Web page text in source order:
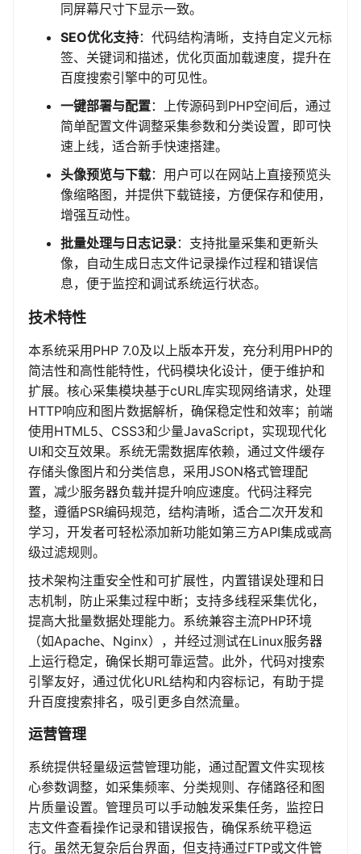
同屏幕尺寸下显示一致。
SEO优化支持：代码结构清晰，支持自定义元标
签、关键词和描述，优化页面加载速度，提升在
百度搜索引擎中的可见性。
一键部署与配置：上传源码到PHP空间后，通过
简单配置文件调整采集参数和分类设置，即可快
速上线，适合新手快速搭建。
头像预览与下载：用户可以在网站上直接预览头
像缩略图，并提供下载链接，方便保存和使用，
增强互动性。
批量处理与日志记录：支持批量采集和更新头
像，自动生成日志文件记录操作过程和错误信
息，便于监控和调试系统运行状态。
技术特性
本系统采用PHP 7.0及以上版本开发，充分利用PHP的
简洁性和高性能特性，代码模块化设计，便于维护和
扩展。核心采集模块基于cURL库实现网络请求，处理
HTTP响应和图片数据解析，确保稳定性和效率；前端
使用HTML5、CSS3和少量JavaScript，实现现代化
UI和交互效果。系统无需数据库依赖，通过文件缓存
存储头像图片和分类信息，采用JSON格式管理配
置，减少服务器负载并提升响应速度。代码注释完
整，遵循PSR编码规范，结构清晰，适合二次开发和
学习，开发者可轻松添加新功能如第三方API集成或高
级过滤规则。
技术架构注重安全性和可扩展性，内置错误处理和日
志机制，防止采集过程中断；支持多线程采集优化，
提高大批量数据处理能力。系统兼容主流PHP环境
（如Apache、Nginx），并经过测试在Linux服务器
上运行稳定，确保长期可靠运营。此外，代码对搜索
引擎友好，通过优化URL结构和内容标记，有助于提
升百度搜索排名，吸引更多自然流量。
运营管理
系统提供轻量级运营管理功能，通过配置文件实现核
心参数调整，如采集频率、分类规则、存储路径和图
片质量设置。管理员可以手动触发采集任务，监控日
志文件查看操作记录和错误报告，确保系统平稳运
行。虽然无复杂后台界面，但支持通过FTP或文件管